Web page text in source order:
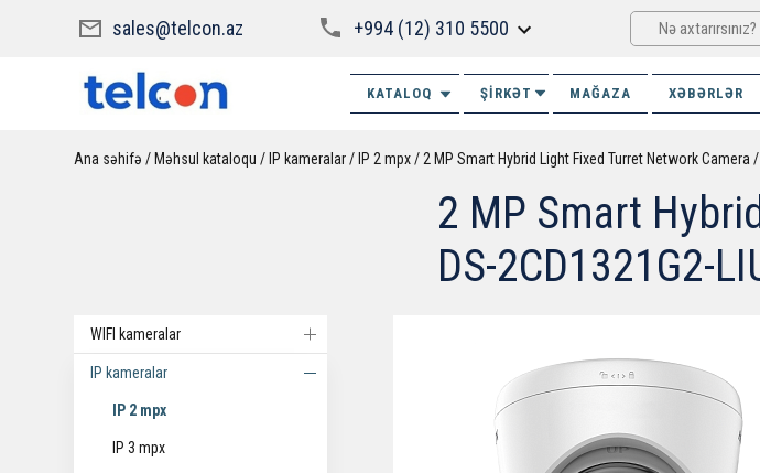
sales@telcon.az +994 (12) 310 5500
KATALOQ ŞİRKƏT MAĞAZA XƏBƏRLƏR
Ana səhifə Məhsul kataloqu IP kameralar IP 2 mpx 2 MP Smart Hybrid Light Fixed Turret Network Camera
2 MP Smart
DS-2CD1321G2-
WIFI kameralar
IP kameralar
IP 2 mpx
IP 3 mpx